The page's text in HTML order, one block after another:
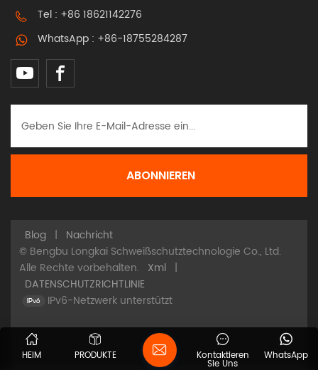
Tel : +86 18621142276
WhatsApp : +86-18755284287
Blog |
Nachricht
© Bengbu Longkai Schweißschutztechnologie Co., Ltd.
Alle Rechte vorbehalten.
Xml |
DATENSCHUTZRICHTLINIE
IPv6-Netzwerk unterstützt
HEIM PRODUKTE WhatsApp
Kontaktieren
Sie Uns